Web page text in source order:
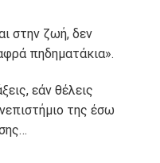
στην ζωή, δεν
πηδηματάκια».
εάν θέλεις
της έσω